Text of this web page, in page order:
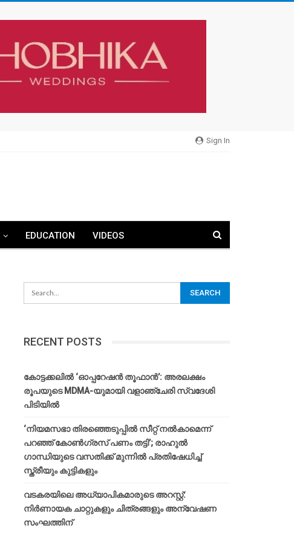
Sign In
EDUCATION VIDEOS
RECENT POSTS
കോട്ടക്കലിൽ ‘ഓപ്പറേഷൻ തൂഫാൻ’: അരലക്ഷം
രൂപയുടെ MDMA-യുമായി വളാഞ്ചേരി സ്വദേശി
പിടിയിൽ
‘നിയമസഭാ തിരഞ്ഞെടുപ്പിൽ സീറ്റ് നൽകാമെന്ന്
പറഞ്ഞ് കോൺഗ്രസ് പണം തട്ടി’; രാഹുൽ
ഗാന്ധിയുടെ വസതിക്ക് മുന്നിൽ പ്രതിഷേധിച്ച്
സ്ത്രീയും കുട്ടികളും
വടകരയിലെ അധ്യാപികമാരുടെ അറസ്റ്റ്:
നിർണായക ചാറ്റുകളും ചിത്രങ്ങളും അന്വേഷണ
സംഘത്തിന്